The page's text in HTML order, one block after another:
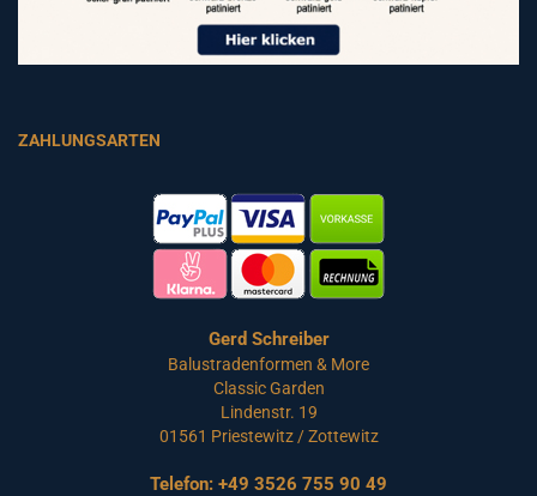
ZAHLUNGSARTEN
Gerd Schreiber
Balustradenformen & More
Classic Garden
Lindenstr. 19
01561 Priestewitz / Zottewitz
Telefon: +49 3526 755 90 49